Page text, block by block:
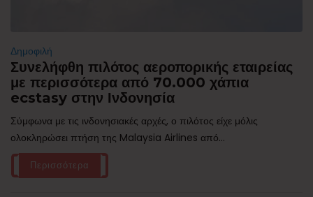
Δημοφιλή
Συνελήφθη πιλότος αεροπορικής εταιρείας
με περισσότερα από 70.000 χάπια
ecstasy στην Ινδονησία
Σύμφωνα με τις ινδονησιακές αρχές, ο πιλότος είχε μόλις
ολοκληρώσει πτήση της Malaysia Airlines από...
Περισσότερα